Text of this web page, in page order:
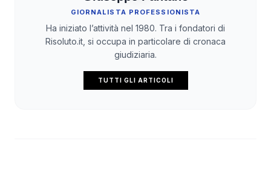
GIORNALISTA PROFESSIONISTA
Ha iniziato l’attività nel 1980. Tra i fondatori di
Risoluto.it, si occupa in particolare di cronaca
giudiziaria.
TUTTI GLI ARTICOLI